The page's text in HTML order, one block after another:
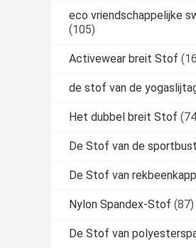
eco vriendschappelijke
(105)
Activewear breit Stof
de stof van de
Het dubbel breit Stof
De Stof van de
De Stof van
Nylon Spandex-Stof (87)
De Stof van